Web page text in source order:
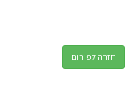
חזרה לפורום